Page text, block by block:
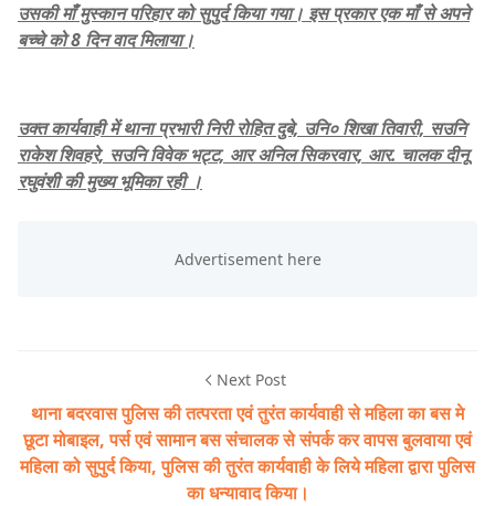
उसकी माँ मुस्कान परिहार को सुपुर्द किया गया। इस प्रकार एक माँ से अपने
बच्चे को 8 दिन वाद मिलाया।
उक्त कार्यवाही में थाना प्रभारी निरी रोहित दुबे, उनि० शिखा तिवारी, सउनि
राकेश शिवहरे, सउनि विवेक भट्ट, आर अनिल सिकरवार, आर. चालक दीनू
रघुवंशी की मुख्य भूमिका रही ।
Next Post
थाना बदरवास पुलिस की तत्परता एवं तुरंत कार्यवाही से महिला का बस मे
छूटा मोबाइल, पर्स एवं सामान बस संचालक से संपर्क कर वापस बुलवाया एवं
महिला को सुपुर्द किया, पुलिस की तुरंत कार्यवाही के लिये महिला द्वारा पुलिस
का धन्यावाद किया।